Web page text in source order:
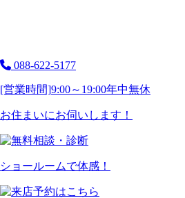
088-622-5177
[営業時間]9:00～19:00年中無休
お住まいにお伺いします！
ショールームで体感！